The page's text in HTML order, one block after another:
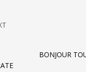
BONJOUR